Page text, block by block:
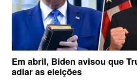
Em abril, Biden avisou que
adiar as eleições